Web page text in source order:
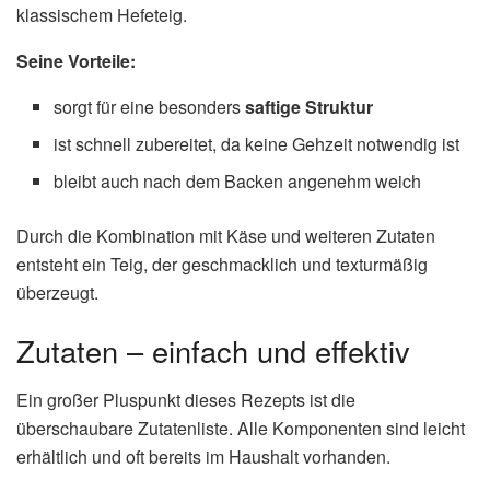
klassischem Hefeteig.
Seine Vorteile:
sorgt für eine besonderssaftige Struktur
ist schnell zubereitet, da keine Gehzeit notwendig ist
bleibt auch nach dem Backen angenehm weich
Durch die Kombination mit Käse und weiteren Zutaten
entsteht ein Teig, der geschmacklich und texturmäßig
überzeugt.
Zutaten – einfach und effektiv
Ein großer Pluspunkt dieses Rezepts ist die
überschaubare Zutatenliste. Alle Komponenten sind leicht
erhältlich und oft bereits im Haushalt vorhanden.